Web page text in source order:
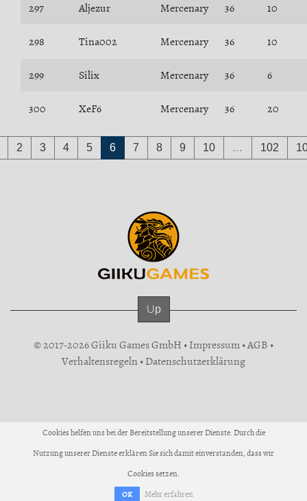
297 Aljezur Mercenary 36 10
298 Tina002 Mercenary 36 10
299 Silix Mercenary 36 6
300 XeF6 Mercenary 36 20
2 3 4 5 6 7 8 9 10 … 102
Up
© 2017-2026 Giiku Games GmbH •Impressum•AGB •
Verhaltensregeln•Datenschutzerklärung
Cookies helfen uns bei der Bereitstellung unserer Dienste. Durch die
Nutzung unserer Dienste erklären Sie sich damit einverstanden, dass wir
Cookies setzen.
OK Mehr erfahren